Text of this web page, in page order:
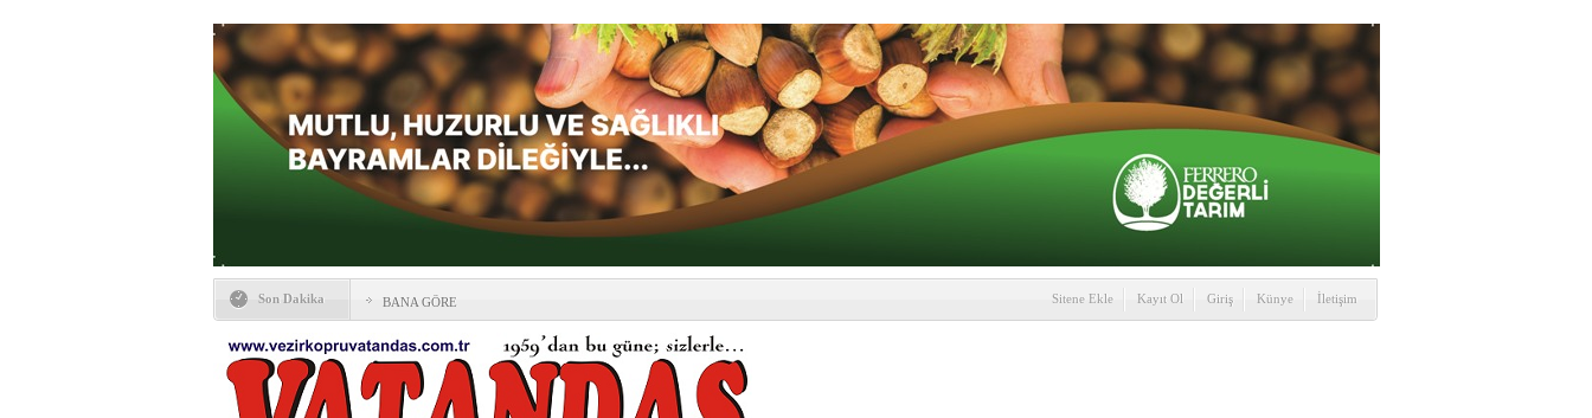
Son Dakika BANA GÖRE
Vezirköprü CHP’de istifa depremi yaşandı!
HAYATIN İÇİNDEN BESLENME
Sitene Ekle Kayıt Ol Giriş Künye İletişim